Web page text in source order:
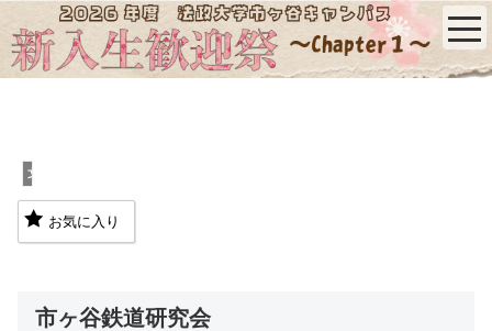
文化系
お気に入り
市ヶ谷鉄道研究会